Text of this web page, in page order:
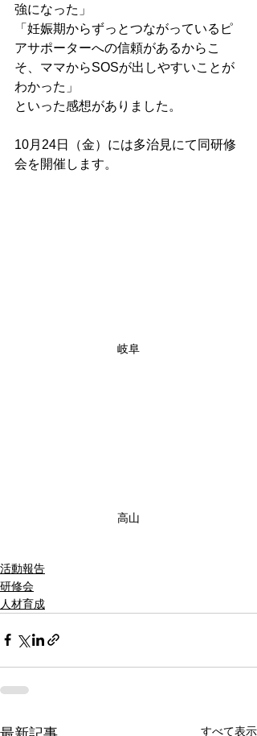
強になった」
「妊娠期からずっとつながっているピ
アサポーターへの信頼があるからこ
そ、ママからSOSが出しやすいことが
わかった」
といった感想がありました。
10月24日（金）には多治見にて同研修
会を開催します。
岐阜
高山
活動報告
研修会
人材育成
すべて表示